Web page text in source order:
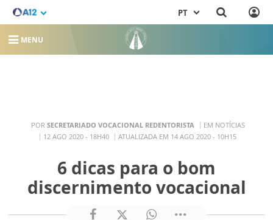
PT
MENU
POR SECRETARIADO VOCACIONAL REDENTORISTA
EM NOTÍCIAS
12 AGO 2020 - 18H40
ATUALIZADA EM 14 AGO 2020 - 10H15
6 dicas para o bom
discernimento vocacional